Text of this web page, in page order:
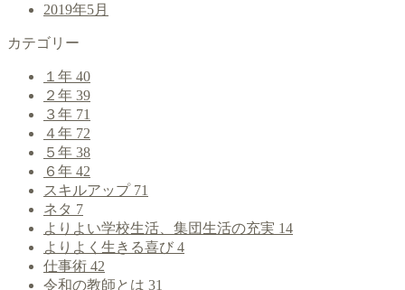
2019年5月
カテゴリー
１年 40
２年 39
３年 71
４年 72
５年 38
６年 42
スキルアップ 71
ネタ 7
よりよい学校生活、集団生活の充実 14
よりよく生きる喜び 4
仕事術 42
令和の教師とは 31